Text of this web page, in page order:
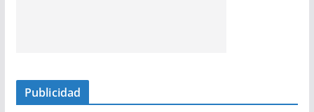
Publicidad